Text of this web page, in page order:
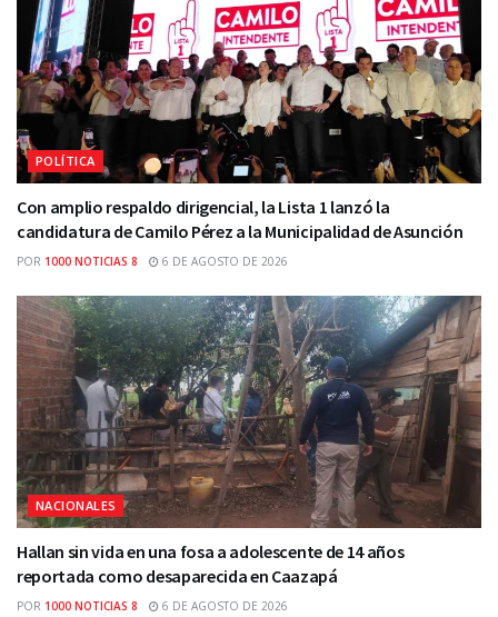
POLÍTICA
Con amplio respaldo dirigencial, la Lista 1 lanzó la
candidatura de Camilo Pérez a la Municipalidad de Asunción
POR 1000 NOTICIAS 8 6 DE AGOSTO DE 2026
NACIONALES
Hallan sin vida en una fosa a adolescente de 14 años
reportada como desaparecida en Caazapá
POR 1000 NOTICIAS 8 6 DE AGOSTO DE 2026